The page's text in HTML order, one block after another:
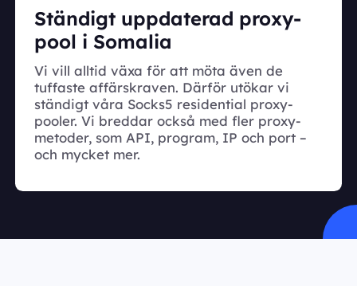
Ständigt uppdaterad proxy-
pool i Somalia
Vi vill alltid växa för att möta även de
tuffaste affärskraven. Därför utökar vi
ständigt våra Socks5 residential proxy-
pooler. Vi breddar också med fler proxy-
metoder, som API, program, IP och port –
och mycket mer.